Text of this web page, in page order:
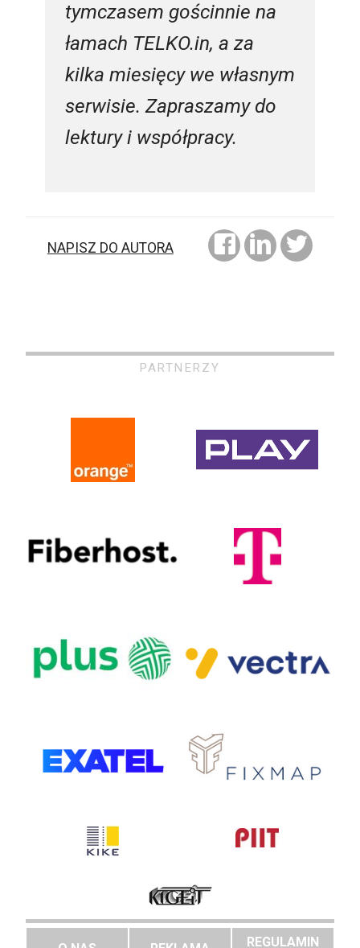
tymczasem gościnnie na
łamach TELKO.in, a za
kilka miesięcy we własnym
serwisie. Zapraszamy do
lektury i współpracy.
NAPISZ DO AUTORA
PARTNERZY
REGULAMIN